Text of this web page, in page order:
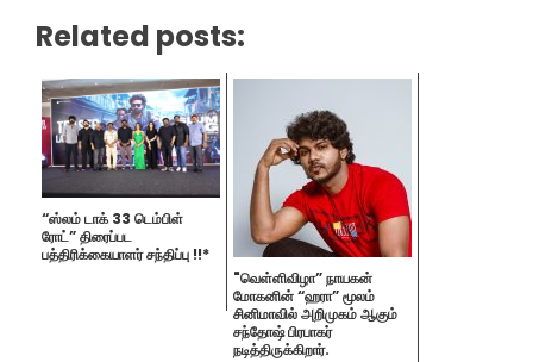
Related posts:
“ஸ்லம் டாக் 33 டெம்பிள்
ரோட்” திரைப்பட
பத்திரிக்கையாளர் சந்திப்பு !!*
"வெள்ளிவிழா” நாயகன்
மோகனின் “ஹரா” மூலம்
சினிமாவில் அறிமுகம் ஆகும்
சந்தோஷ் பிரபாகர்
நடித்திருக்கிறார்.